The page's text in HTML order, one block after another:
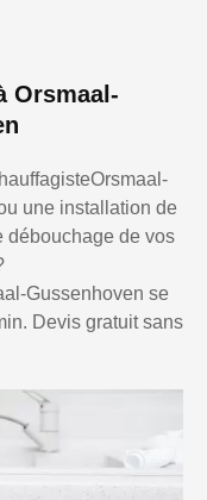
Orsmaal-
une installation de
débouchage de vos
Gussenhoven se
Devis gratuit sans